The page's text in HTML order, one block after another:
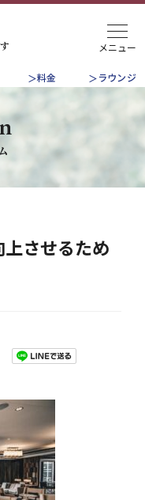
料金 ラウンジ
させるため